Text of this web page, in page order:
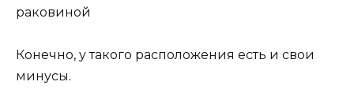
раковиной
Конечно, у такого расположения есть и свои
минусы.